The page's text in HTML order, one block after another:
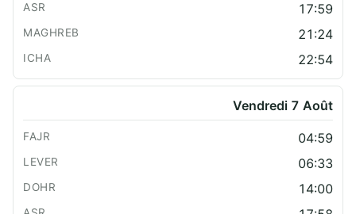
17:59
21:24
22:54
Vendredi 7 Août
04:59
06:33
14:00